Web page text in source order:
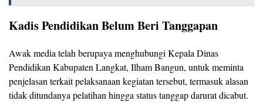
Kadis Pendidikan Belum Beri Tanggapan
Awak media telah berupaya menghubungi Kepala Dinas
Pendidikan Kabupaten Langkat, Ilham Bangun, untuk meminta
penjelasan terkait pelaksanaan kegiatan tersebut, termasuk alasan
tidak ditundanya pelatihan hingga status tanggap darurat dicabut.